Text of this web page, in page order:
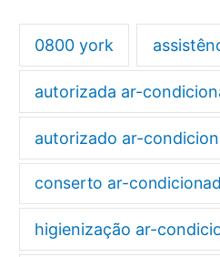
0800 york
autorizada ar-
autorizado ar-
conserto ar-
higienização ar-